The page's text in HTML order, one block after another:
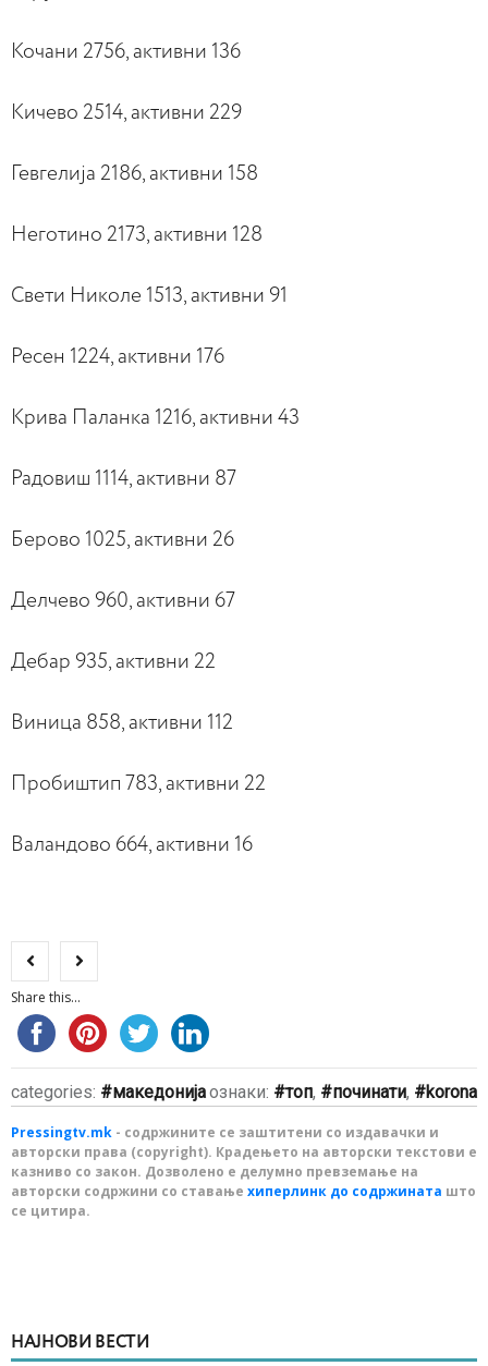
Кочани 2756, активни 136
Кичево 2514, активни 229
Гевгелија 2186, активни 158
Неготино 2173, активни 128
Свети Николе 1513, активни 91
Ресен 1224, активни 176
Крива Паланка 1216, активни 43
Радовиш 1114, активни 87
Берово 1025, активни 26
Делчево 960, активни 67
Дебар 935, активни 22
Виница 858, активни 112
Пробиштип 783, активни 22
Валандово 664, активни 16
Share this...
categories: македонијаознаки: топ, починати, korona
Pressingtv.mk - содржините се заштитени со издавачки и
авторски права (copyright). Крадењето на авторски текстови е
казниво со закон. Дозволено е делумно превземање на
авторски содржини со ставање хиперлинк до содржината што
се цитира.
НАЈНОВИ ВЕСТИ